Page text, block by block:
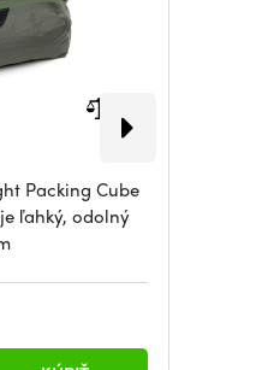
Packing Cube
ľahký, odolný